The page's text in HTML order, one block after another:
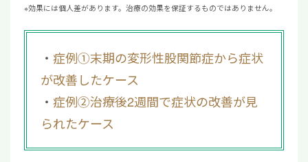
5変形性股関節症が治った症例あり！再生医療
による治療を検討しよう
※効果には個人差があります。治療の効果を保証するものではありません。
症例①末期の変形性股関節症から症状
が改善したケース
症例②治療後2週間で症状の改善が見
られたケース